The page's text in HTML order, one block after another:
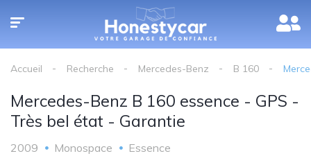
Accueil Recherche Mercedes-Benz B 160
Mercedes-Benz B 160 essence - GPS -
Très bel état - Garantie
2009 Monospace Essence